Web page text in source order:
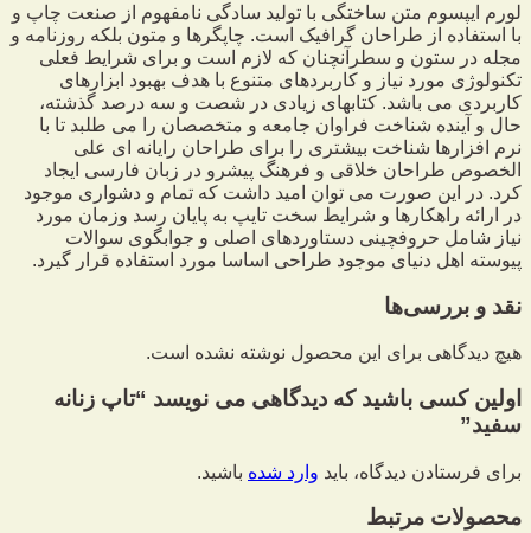
لورم ایپسوم متن ساختگی با تولید سادگی نامفهوم از صنعت چاپ و
با استفاده از طراحان گرافیک است. چاپگرها و متون بلکه روزنامه و
مجله در ستون و سطرآنچنان که لازم است و برای شرایط فعلی
تکنولوژی مورد نیاز و کاربردهای متنوع با هدف بهبود ابزارهای
کاربردی می باشد. کتابهای زیادی در شصت و سه درصد گذشته،
حال و آینده شناخت فراوان جامعه و متخصصان را می طلبد تا با
نرم افزارها شناخت بیشتری را برای طراحان رایانه ای علی
الخصوص طراحان خلاقی و فرهنگ پیشرو در زبان فارسی ایجاد
کرد. در این صورت می توان امید داشت که تمام و دشواری موجود
در ارائه راهکارها و شرایط سخت تایپ به پایان رسد وزمان مورد
نیاز شامل حروفچینی دستاوردهای اصلی و جوابگوی سوالات
پیوسته اهل دنیای موجود طراحی اساسا مورد استفاده قرار گیرد.
نقد و بررسی‌ها
هیچ دیدگاهی برای این محصول نوشته نشده است.
اولین کسی باشید که دیدگاهی می نویسد “تاپ زنانه
سفید”
برای فرستادن دیدگاه، باید وارد شده باشید.
محصولات مرتبط